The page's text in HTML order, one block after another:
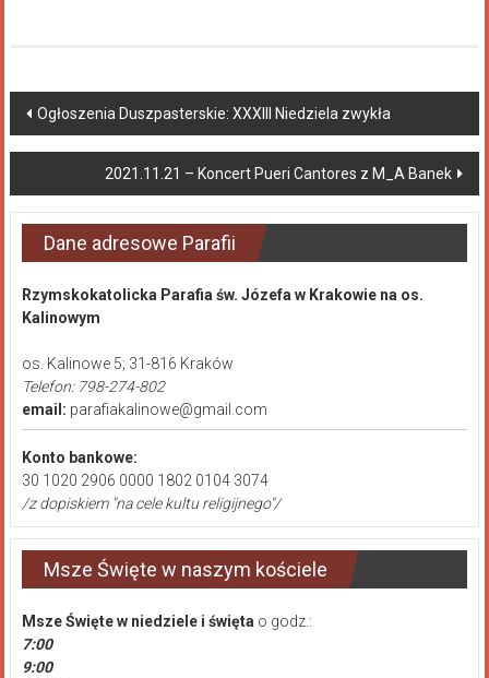
Ogłoszenia Duszpasterskie: XXXIII Niedziela zwykła
2021.11.21 – Koncert Pueri Cantores z M_A Banek
Dane adresowe Parafii
Rzymskokatolicka Parafia św. Józefa w Krakowie na os.
Kalinowym
os. Kalinowe 5; 31-816 Kraków
Telefon: 798-274-802
email: parafiakalinowe@gmail.com
Konto bankowe:
30 1020 2906 0000 1802 0104 3074
/z dopiskiem "na cele kultu religijnego"/
Msze Święte w naszym kościele
Msze Świętew niedziele i święta o godz.:
7:00
9:00